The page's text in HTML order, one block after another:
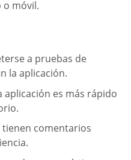
o móvil.
a pruebas de
la aplicación.
aplicación es más rápido
tienen comentarios